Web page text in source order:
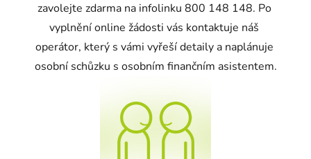
zavolejte zdarma na infolinku 800 148 148. Po
vyplnění online žádosti vás kontaktuje náš
operátor, který s vámi vyřeší detaily a naplánuje
osobní schůzku s osobním finančním asistentem.